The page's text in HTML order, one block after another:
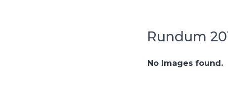
Rundum
No Images found.